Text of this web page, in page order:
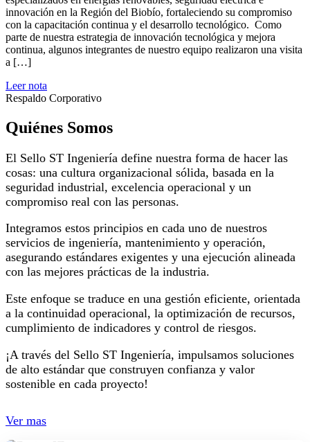
innovación en la Región del Biobío, fortaleciendo su compromiso
con la capacitación continua y el desarrollo tecnológico. Como
parte de nuestra estrategia de innovación tecnológica y mejora
continua, algunos integrantes de nuestro equipo realizaron una visita
a […]
Leer nota
Respaldo Corporativo
Quiénes Somos
El Sello ST Ingeniería define nuestra forma de hacer las
cosas: una cultura organizacional sólida, basada en la
seguridad industrial, excelencia operacional y un
compromiso real con las personas.
Integramos estos principios en cada uno de nuestros
servicios de ingeniería, mantenimiento y operación,
asegurando estándares exigentes y una ejecución alineada
con las mejores prácticas de la industria.
Este enfoque se traduce en una gestión eficiente, orientada
a la continuidad operacional, la optimización de recursos,
cumplimiento de indicadores y control de riesgos.
¡A través del Sello ST Ingeniería, impulsamos soluciones
de alto estándar que construyen confianza y valor
sostenible en cada proyecto!
Ver mas